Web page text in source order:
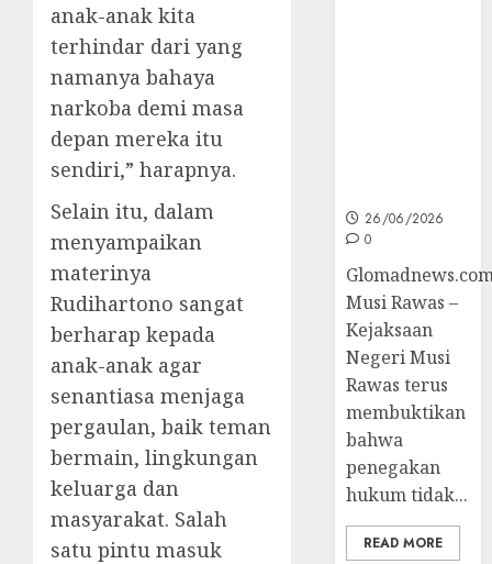
anak-anak kita
terhindar dari yang
namanya bahaya
narkoba demi masa
depan mereka itu
sendiri,” harapnya.
Selain itu, dalam
menyampaikan
materinya
Rudihartono sangat
berharap kepada
anak-anak agar
senantiasa menjaga
pergaulan, baik teman
bermain, lingkungan
keluarga dan
masyarakat. Salah
satu pintu masuk
26/06/2026
0
Musi Rawas –
Kejaksaan
Negeri Musi
Rawas terus
membuktikan
bahwa
penegakan
hukum tidak...
READ MORE